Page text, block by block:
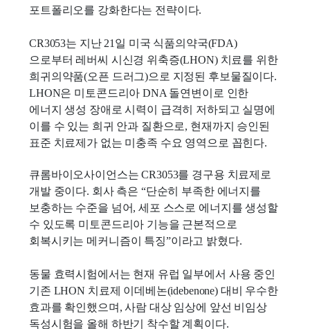
포트폴리오를 강화한다는 전략이다.
CR3053는 지난 21일 미국 식품의약국(FDA)
으로부터 레버씨 시신경 위축증(LHON) 치료를 위한
희귀의약품(오픈 드러그)으로 지정된 후보물질이다.
LHON은 미토콘드리아 DNA 돌연변이로 인한
에너지 생성 장애로 시력이 급격히 저하되고 실명에
이를 수 있는 희귀 안과 질환으로, 현재까지 승인된
표준 치료제가 없는 미충족 수요 영역으로 꼽힌다.
큐롬바이오사이언스는 CR3053를 경구용 치료제로
개발 중이다. 회사 측은 “단순히 부족한 에너지를
보충하는 수준을 넘어, 세포 스스로 에너지를 생성할
수 있도록 미토콘드리아 기능을 근본적으로
회복시키는 메커니즘이 특징”이라고 밝혔다.
동물 효력시험에서는 현재 유럽 일부에서 사용 중인
기존 LHON 치료제 이데베논(idebenone) 대비 우수한
효과를 확인했으며, 사람 대상 임상에 앞선 비임상
독성시험을 올해 하반기 착수할 계획이다.